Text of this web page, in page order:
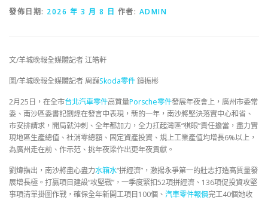
發佈日期: 2026 年 3 月 8 日 作者: ADMIN
文/羊城晚報全媒體記者 江皓軒
圖/羊城晚報全媒體記者 周巍Skoda零件鐘振彬
2月25日，在全市台北汽車零件高質量Porsche零件發展年夜會上，廣州市委常
委、南沙區委書記劉煒在發言中表現，新的一年，南沙將堅決落實中心和省、
市安排請求，開局就沖刺、全年都加力，全力扛起灣區“棋眼”責任擔當，盡力實
現地區生產總值、社消零總額、固定資產投資、規上工業產值均增長6%以上，
為廣州走在前、作示范、挑年夜梁作出更年夜貢獻。
劉煒指出，南沙將盡心盡力水箱水“拼經濟”，激揚永爭第一的壯志打造高質量發
展增長極。打贏項目建設“攻堅戰”，一季度緊扣52項拼經濟、136項促投資攻堅
事項清單掛圖作戰，確保全年新開工項目100個、 汽車零件報價完工40個她收